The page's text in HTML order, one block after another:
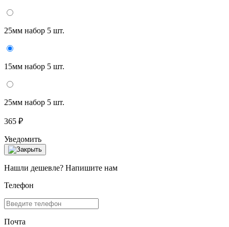
25мм набор 5 шт.
15мм набор 5 шт.
25мм набор 5 шт.
365 ₽
Уведомить
Нашли дешевле? Напишите нам
Телефон
Почта